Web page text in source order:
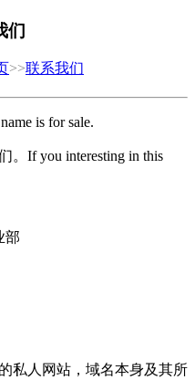
们
>>联系我们
is for sale.
If you interesting in this
部
私人网站，域名本身及其所